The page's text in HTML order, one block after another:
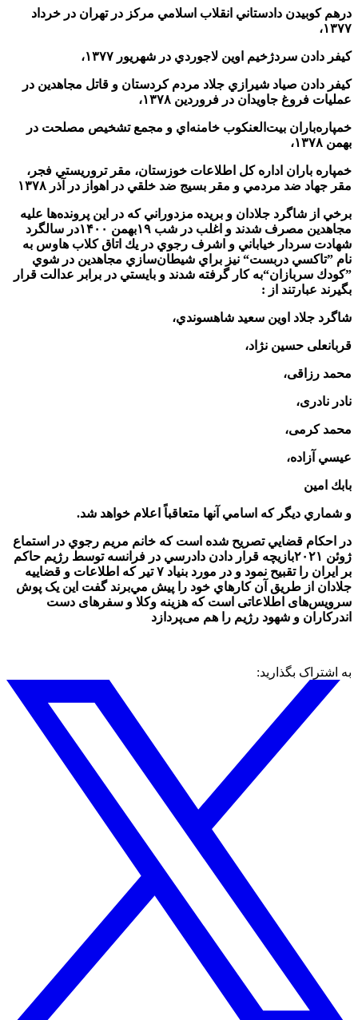
درهم كوبيدن دادستاني انقلاب اسلامي مركز در تهران در خرداد
۱۳۷۷،
كيفر دادن سردژخيم اوين لاجوردي در شهريور ۱۳۷۷،
كيفر دادن صياد شيرازي جلاد مردم كردستان و قاتل مجاهدين در
عمليات فروغ جاويدان در فروردين ۱۳۷۸،
خمپاره‌باران بيت‌العنكوب خامنه‌اي و مجمع تشخيص مصلحت در
بهمن ۱۳۷۸،
خمپاره باران اداره كل اطلاعات خوزستان، مقر تروريستي فجر،
مقر جهاد ضد مردمي و مقر بسيج ضد خلقي در اهواز در آذر ۱۳۷۸
برخي از شاگرد جلادان و بريده مزدوراني كه در اين پرونده‌ها عليه
مجاهدين مصرف شدند و اغلب در شب ۱۹بهمن ۱۴۰۰در سالگرد
شهادت سردار خياباني و اشرف رجوي در يك اتاق كلاب هاوس به
نام ”تاكسي دربست“ نيز براي شيطان‌سازي مجاهدين در شوي
”كودك سربازان“به كار گرفته شدند و بايستي در برابر عدالت قرار
بگيرند عبارتند از :
شاگرد جلاد اوين سعيد شاهسوندي،
قربانعلی حسين نژاد،
محمد رزاقی،
نادر نادری،
محمد كرمی،
عيسي آزاده،
بابك امين
و شماري ديگر كه اسامي آنها متعاقباً اعلام خواهد شد.
در احكام قضايي تصريح شده است كه خانم مريم رجوي در استماع
ژوئن ۲۰۲۱بازيچه قرار دادن دادرسي در فرانسه توسط رژيم حاكم
بر ايران را تقبيح نمود و در مورد بنياد ۷ تير كه اطلاعات و قضاييه
جلادان از طريق آن كارهاي خود را پيش مي‌برند گفت اين یک پوش
سرویس‌های اطلاعاتی است که هزینه وکلا و سفرهای دست
اندركاران و شهود رژيم را هم می‌پردازد
به اشتراک بگذارید: